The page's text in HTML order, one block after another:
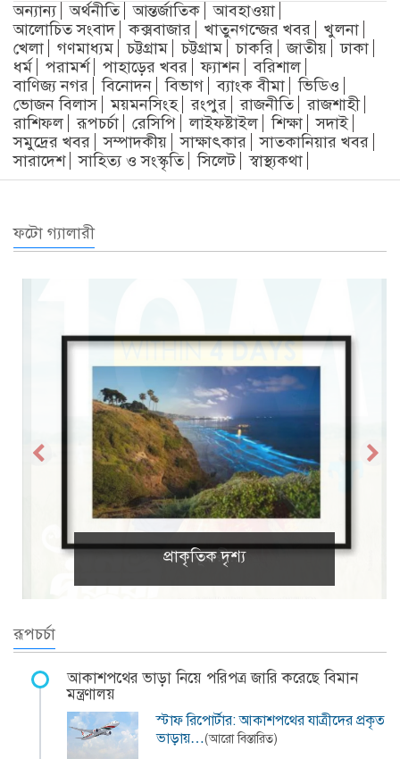
অন্যান্য অর্থনীতি আন্তর্জাতিক
আবহাওয়া
আলোচিত সংবাদ
কক্সবাজার খাতুনগন্জের খবর
খুলনা
খেলা
গণমাধ্যম চট্টগ্রাম চট্টগ্রাম চাকরি জাতীয়
ঢাকা
ধর্ম
পরামর্শ পাহাড়ের খবর ফ্যাশন
বরিশাল
বাণিজ্য নগর
বিনোদন বিভাগ ব্যাংক বীমা
ভিডিও
ভোজন বিলাস
ময়মনসিংহ রংপুর রাজনীতি
রাজশাহী
রাশিফল
রূপচর্চা রেসিপি লাইফষ্টাইল শিক্ষা
সদাই
সমুদ্রের খবর
সম্পাদকীয় সাক্ষাৎকার
সাতকানিয়ার খবর
সারাদেশ
সাহিত্য ও সংস্কৃতি সিলেট স্বাস্থ্যকথা
ফটো গ্যালারী
প্রাকৃতিক দৃশ্য
রূপচর্চা
আকাশপথের ভাড়া নিয়ে পরিপত্র জারি করেছে বিমান
মন্ত্রণালয়
স্টাফ রিপোর্টার: আকাশপথের যাত্রীদের প্রকৃত
ভাড়ায়…(আরো বিস্তারিত)